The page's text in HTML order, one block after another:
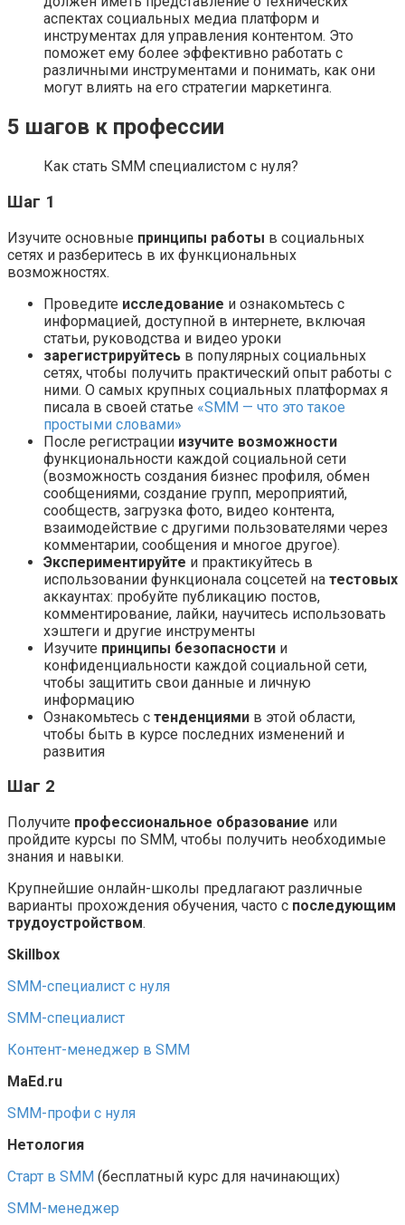
аспектах социальных медиа платформ и
инструментах для управления контентом. Это
поможет ему более эффективно работать с
различными инструментами и понимать, как они
могут влиять на его стратегии маркетинга.
5 шагов к профессии
Как стать SMM специалистом с нуля?
Шаг 1
Изучите основные принципы работы в социальных
сетях и разберитесь в их функциональных
возможностях.
Проведите исследование и ознакомьтесь с
информацией, доступной в интернете, включая
статьи, руководства и видео уроки
зарегистрируйтесь в популярных социальных
сетях, чтобы получить практический опыт работы с
ними. О самых крупных социальных платформах я
писала в своей статье «SMM — что это такое
простыми словами»
После регистрации изучите возможности
функциональности каждой социальной сети
(возможность создания бизнес профиля, обмен
сообщениями, создание групп, мероприятий,
сообществ, загрузка фото, видео контента,
взаимодействие с другими пользователями через
комментарии, сообщения и многое другое).
Экспериментируйте и практикуйтесь в
использовании функционала соцсетей на тестовых
аккаунтах: пробуйте публикацию постов,
комментирование, лайки, научитесь использовать
хэштеги и другие инструменты
Изучите принципы безопасности и
конфиденциальности каждой социальной сети,
чтобы защитить свои данные и личную
информацию
Ознакомьтесь с тенденциями в этой области,
чтобы быть в курсе последних изменений и
развития
Шаг 2
Получите профессиональное образование или
пройдите курсы по SMM, чтобы получить необходимые
знания и навыки.
Крупнейшие онлайн-школы предлагают различные
варианты прохождения обучения, часто с последующим
трудоустройством.
Skillbox
SMM-специалист с нуля
SMM-специалист
Контент-менеджер в SMM
MaEd.ru
SMM-профи с нуля
Нетология
Старт в SMM (бесплатный курс для начинающих)
SMM-менеджер